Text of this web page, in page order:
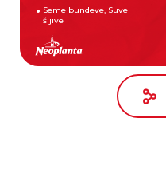
Seme bundeve, Suve
šljive